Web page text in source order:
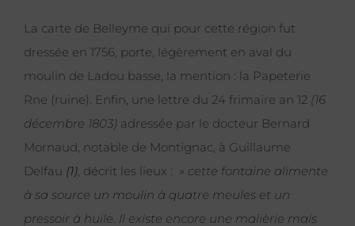
La carte de Belleyme qui pour cette région fut
dressée en 1756, porte, légèrement en aval du
moulin de Ladou basse, la mention : la Papeterie
Rne (ruine). Enfin, une lettre du 24 frimaire an 12 (16
décembre 1803) adressée par le docteur Bernard
Mornaud, notable de Montignac, à Guillaume
Delfau (1), décrit les lieux : » cette fontaine alimente
à sa source un moulin à quatre meules et un
pressoir à huile. Il existe encore une malièrie mais